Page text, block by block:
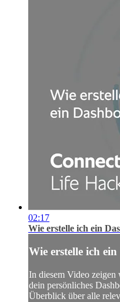
02:17
Wie erstelle ich ein
Wie erstelle ich
In diesem Video
dein persönliches
Überblick über alle